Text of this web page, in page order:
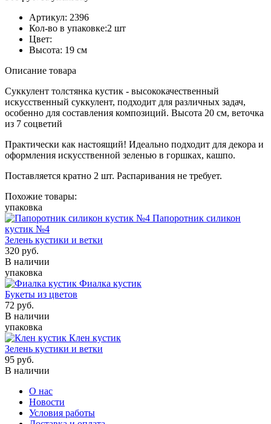
Артикул: 2396
Кол-во в упаковке:2 шт
Цвет:
Высота: 19 см
Описание товара
Суккулент толстянка кустик - высококачественный
искусственный суккулент, подходит для различных задач,
особенно для составления композиций. Высота 20 см, веточка
из 7 соцветий
Практически как настоящий! Идеально подходит для декора и
оформления искусственной зеленью в горшках, кашпо.
Поставляется кратно 2 шт. Распаривания не требует.
Похожие товары:
упаковка
Папоротник силикон
кустик №4
Зелень кустики и ветки
320 руб.
В наличии
упаковка
Фиалка кустик
Букеты из цветов
72 руб.
В наличии
упаковка
Клен кустик
Зелень кустики и ветки
95 руб.
В наличии
О нас
Новости
Условия работы